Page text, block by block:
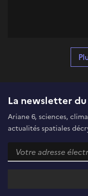
La newsletter
Ariane 6, sciences,
actualités spatiales